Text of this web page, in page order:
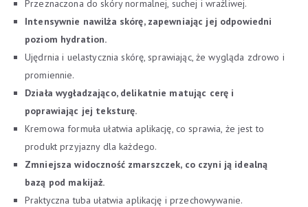
Przeznaczona do skóry normalnej, suchej i wrażliwej.
Intensywnie nawilża skórę, zapewniając jej odpowiedni
poziom hydration.
Ujędrnia i uelastycznia skórę, sprawiając, że wygląda zdrowo i
promiennie.
Działa wygładzająco, delikatnie matując cerę i
poprawiając jej teksturę.
Kremowa formuła ułatwia aplikację, co sprawia, że jest to
produkt przyjazny dla każdego.
Zmniejsza widoczność zmarszczek, co czyni ją idealną
bazą pod makijaż.
Praktyczna tuba ułatwia aplikację i przechowywanie.